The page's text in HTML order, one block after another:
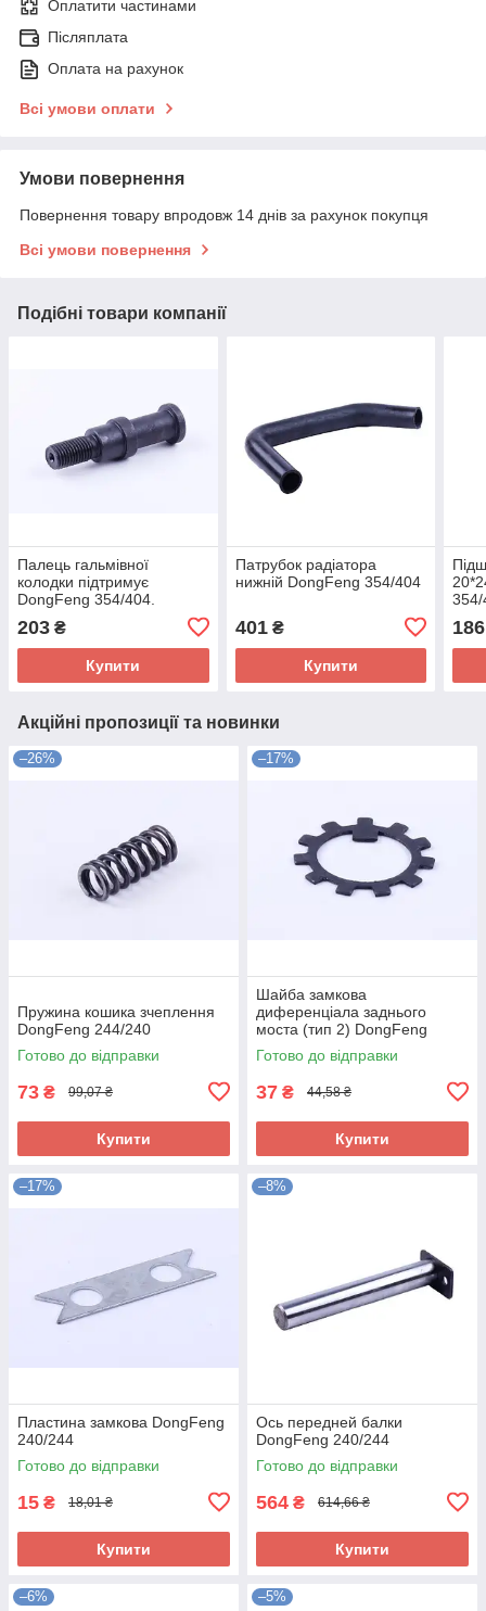
Оплатити частинами
Післяплата
Оплата на рахунок
Всі умови оплати
Умови повернення
Повернення товару впродовж 14 днів за рахунок покупця
Всі умови повернення
Подібні товари компанії
Палець гальмівної
колодки підтримує
DongFeng 354/404.
203 ₴
Купити
Патрубок радіатора
нижній DongFeng 354/404
401₴
Купити
186
Акційні пропозиції та новинки
–26%
Пружина кошика зчеплення
DongFeng 244/240
Готово до відправки
73 ₴ 99,07 ₴
Купити
–17%
Шайба замкова
диференціала заднього
моста (тип 2) DongFeng
240/244
Готово до відправки
37 ₴ 44,58 ₴
Купити
–17%
Пластина замкова DongFeng
240/244
Готово до відправки
15 ₴ 18,01 ₴
Купити
–8%
Ось передней балки
DongFeng 240/244
Готово до відправки
564 ₴ 614,66 ₴
Купити
–6% –5%